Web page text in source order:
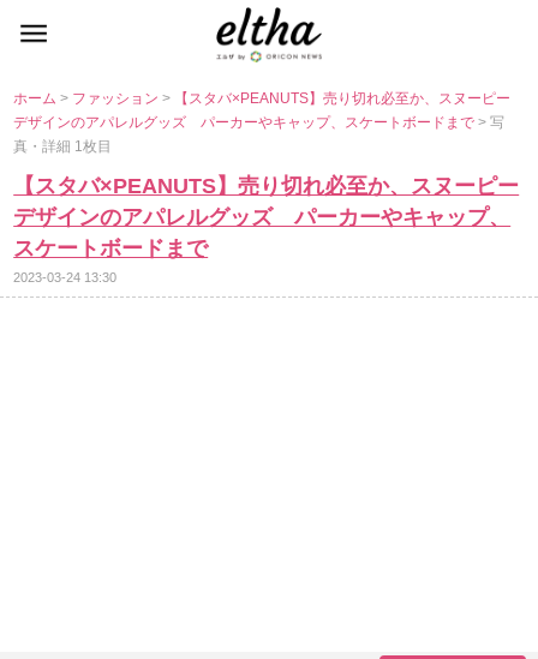
ホーム> ファッション>
【スタバ×PEANUTS】売り切れ必至か、スヌーピー
デザインのアパレルグッズ パーカーやキャップ、スケートボードまで> 写
真・詳細 1枚目
【スタバ×PEANUTS】売り切れ必至か、スヌーピー
デザインのアパレルグッズ パーカーやキャップ、
スケートボードまで
2023-03-24 13:30